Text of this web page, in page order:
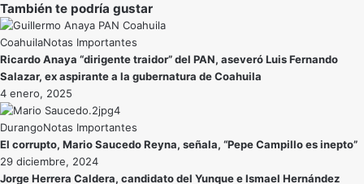
También te podría gustar
CoahuilaNotas Importantes
Ricardo Anaya “dirigente traidor” del PAN, aseveró Luis Fernando
Salazar, ex aspirante a la gubernatura de Coahuila
4 enero, 2025
DurangoNotas Importantes
El corrupto, Mario Saucedo Reyna, señala, “Pepe Campillo es inepto”
29 diciembre, 2024
Jorge Herrera Caldera, candidato del Yunque e Ismael Hernández